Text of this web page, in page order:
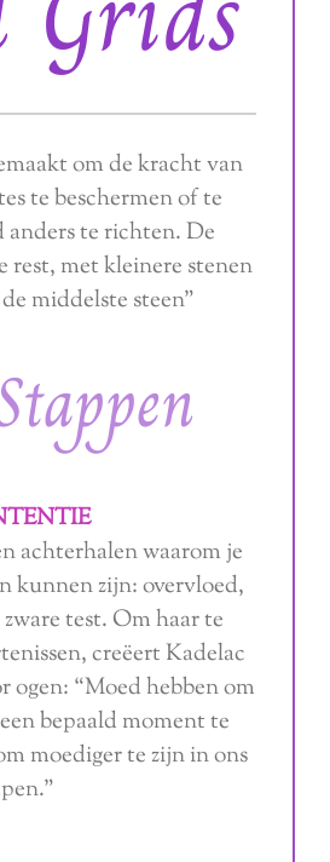
om de kracht van
te beschermen of te
anders te richten. De
rest, met kleinere stenen
middelste steen"
achterhalen waarom je
kunnen zijn: overvloed,
test. Om haar te
creëert Kadelac
ogen: “Moed hebben om
bepaald moment te
moediger te zijn in ons